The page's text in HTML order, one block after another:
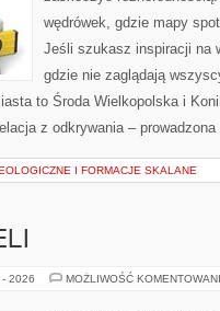
wędrówek, gdzie mapy
Jeśli szukasz inspiracji na
gdzie nie zaglądają
to Środa Wielkopolska i
z odkrywania –
I FORMACJE SKALANE
- 2026 MOŻLIWOŚĆ